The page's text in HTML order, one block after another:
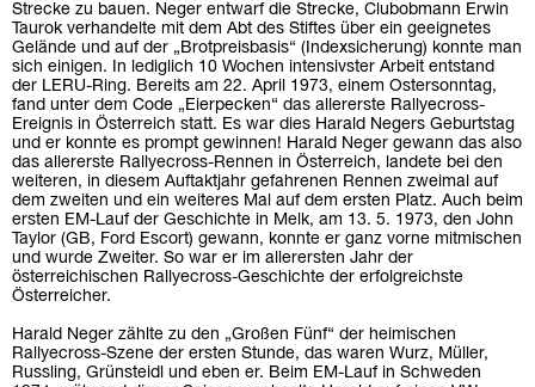
Strecke zu bauen. Neger entwarf die Strecke, Clubobmann Erwin
Taurok verhandelte mit dem Abt des Stiftes über ein geeignetes
Gelände und auf der „Brotpreisbasis“ (Indexsicherung) konnte man
sich einigen. In lediglich 10 Wochen intensivster Arbeit entstand
der LERU-Ring. Bereits am 22. April 1973, einem Ostersonntag,
fand unter dem Code „Eierpecken“ das allererste Rallyecross-
Ereignis in Österreich statt. Es war dies Harald Negers Geburtstag
und er konnte es prompt gewinnen! Harald Neger gewann das also
das allererste Rallyecross-Rennen in Österreich, landete bei den
weiteren, in diesem Auftaktjahr gefahrenen Rennen zweimal auf
dem zweiten und ein weiteres Mal auf dem ersten Platz. Auch beim
ersten EM-Lauf der Geschichte in Melk, am 13. 5. 1973, den John
Taylor (GB, Ford Escort) gewann, konnte er ganz vorne mitmischen
und wurde Zweiter. So war er im allerersten Jahr der
österreichischen Rallyecross-Geschichte der erfolgreichste
Österreicher.
Harald Neger zählte zu den „Großen Fünf“ der heimischen
Rallyecross-Szene der ersten Stunde, das waren Wurz, Müller,
Russling, Grünsteidl und eben er. Beim EM-Lauf in Schweden